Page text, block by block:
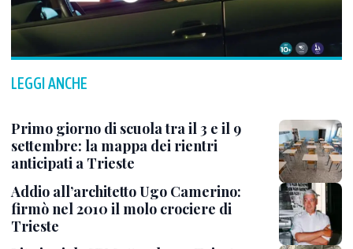
LEGGI ANCHE
Primo giorno di scuola tra il 3 e il 9
settembre: la mappa dei rientri
anticipati a Trieste
Addio all’architetto Ugo Camerino:
firmò nel 2010 il molo crociere di
Trieste